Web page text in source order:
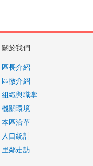
關於我們
區長介紹
區徽介紹
組織與職掌
機關環境
本區沿革
人口統計
里鄰走訪